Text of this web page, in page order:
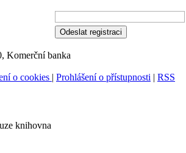
Komerční banka
o cookies | Prohlášení o přístupnosti | RSS
knihovna